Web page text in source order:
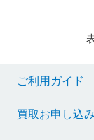
ご利用ガイド
買取お申し込み